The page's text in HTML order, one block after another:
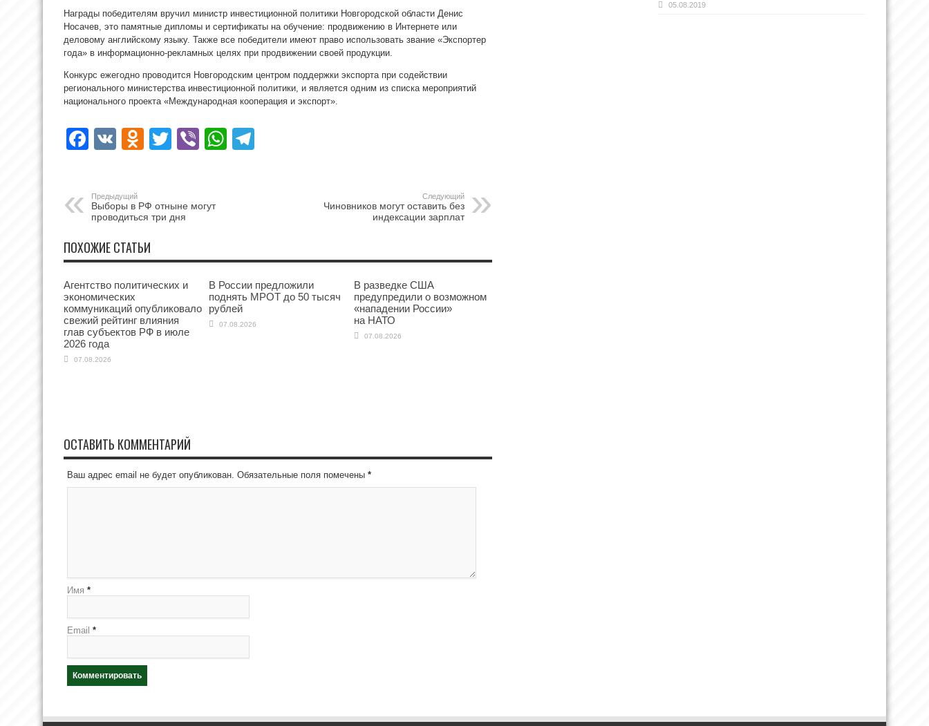
Награды победителям вручил министр инвестиционной политики Новгородской области Денис
Носачев, это памятные дипломы и сертификаты на обучение: продвижению в Интернете или
деловому английскому языку. Также все победители имеют право использовать звание «Экспортер
года» в информационно-рекламных целях при продвижении своей продукции.
Конкурс ежегодно проводится Новгородским центром поддержки экспорта при содействии
регионального министерства инвестиционной политики, и является одним из списка мероприятий
национального проекта «Международная кооперация и экспорт».
Facebook
VK Odnoklassniki
Twitter
ViberWhatsApp
Предыдущий
Выборы в РФ отныне могут
проводиться три дня
Следующий
Чиновников могут оставить без
индексации зарплат
ПОХОЖИЕ СТАТЬИ
Агентство политических и
экономических
коммуникаций опубликовало
свежий рейтинг влияния
глав субъектов РФ в июле
2026 года
07.08.2026
В России предложили
поднять МРОТ до 50 тысяч
рублей
07.08.2026
В разведке США
предупредили о возможном
«нападении России»
на НАТО
07.08.2026
ОСТАВИТЬ КОММЕНТАРИЙ
Ваш адрес email не будет опубликован. Обязательные поля помечены *
Имя *
Email *
05.08.2019